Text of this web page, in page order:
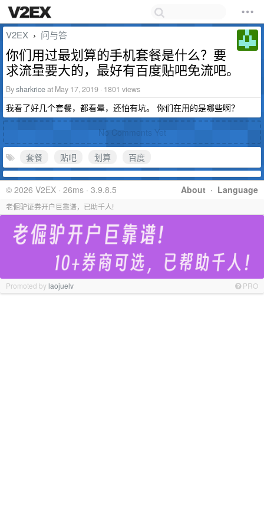
V2EX › 问与答
你们用过最划算的手机套餐是什么？要
求流量要大的，最好有百度贴吧免流吧。
Bysharkriceat May 17, 2019 · 1801 views
我看了好几个套餐，都看晕，还怕有坑。 你们在用的是哪些啊？
No Comments Yet
套餐 贴吧 划算 百度
About · Language
© 2026 V2EX · 26ms · 3.9.8.5
老倔驴证券开户巨靠谱，已助千人!
Promoted bylaojuelv PRO